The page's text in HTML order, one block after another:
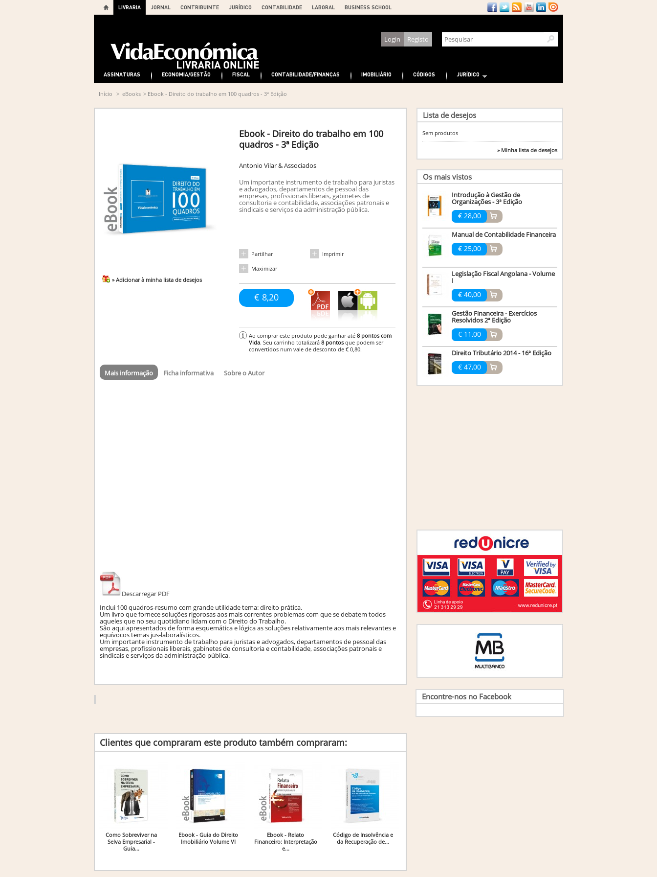
LIVRARIA JORNAL CONTRIBUINTE JURÍDICO CONTABILIDADE LABORAL BUSINESS SCHOOL
Login Registo
ASSINATURAS ECONOMIA/GESTÃO FISCAL CONTABILIDADE/FINANÇAS IMOBILIÁRIO CÓDIGOS JURÍDICO
Início > eBooks > Ebook - Direito do trabalho em 100 quadros - 3ª Edição
» Adicionar à minha lista de desejos
Ebook - Direito do trabalho em 100
quadros - 3ª Edição
Antonio Vilar & Associados
Um importante instrumento de trabalho para juristas
e advogados, departamentos de pessoal das
empresas, profissionais liberais, gabinetes de
consultoria e contabilidade, associações patronais e
sindicais e serviços da administração pública.
Partilhar
Imprimir
Maximizar
€ 8,20
Ao comprar este produto pode ganhar até 8pontos com
Vida. Seu carrinho totalizará 8pontos que podem ser
convertidos num vale de desconto de € 0,80.
Mais informação Ficha informativa Sobre o Autor
Descarregar PDF
Inclui 100 quadros-resumo com grande utilidade tema: direito prática.
Um livro que fornece soluções rigorosas aos mais correntes problemas com que se debatem todos
aqueles que no seu quotidiano lidam com o Direito do Trabalho.
São aqui apresentados de forma esquemática e lógica as soluções relativamente aos mais relevantes e
equívocos temas jus-laboralísticos.
Um importante instrumento de trabalho para juristas e advogados, departamentos de pessoal das
empresas, profissionais liberais, gabinetes de consultoria e contabilidade, associações patronais e
sindicais e serviços da administração pública.
Clientes que compraram este produto também compraram:
Como Sobreviver na
Selva Empresarial -
Guia...
Ebook - Guia do Direito
Imobiliário Volume VI
Ebook - Relato
Financeiro: Interpretação
e...
Código de Insolvência e
da Recuperação de...
Lista de desejos
Sem produtos
» Minha lista de desejos
Os mais vistos
Introdução à Gestão de
Organizações - 3ª Edição
€ 28,00
Manual de Contabilidade Financeira
€ 25,00
Legislação Fiscal Angolana - Volume
I
€ 40,00
Gestão Financeira - Exercícios
Resolvidos 2ª Edição
€ 11,00
Direito Tributário 2014 - 16ª Edição
€ 47,00
Encontre-nos no Facebook